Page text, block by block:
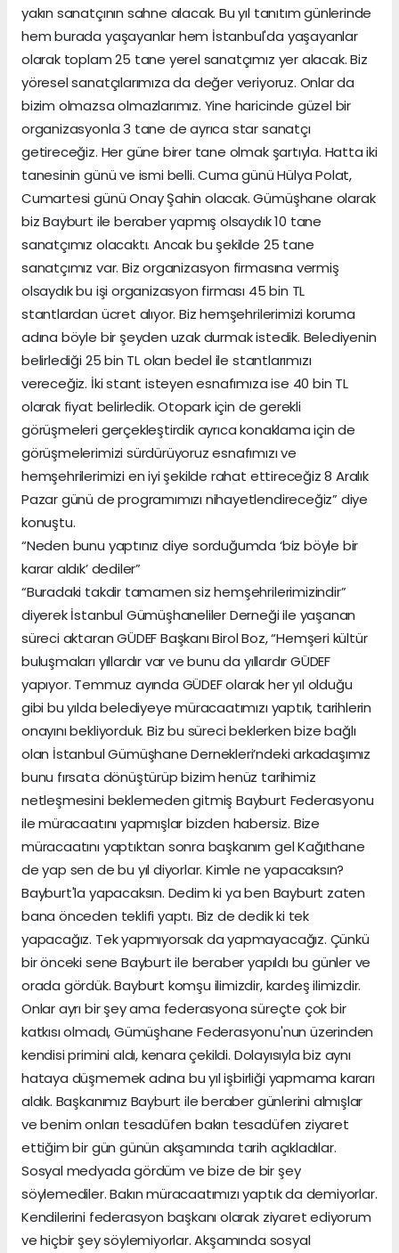
yakın sanatçının sahne alacak. Bu yıl tanıtım günlerinde
hem burada yaşayanlar hem İstanbul'da yaşayanlar
olarak toplam 25 tane yerel sanatçımız yer alacak. Biz
yöresel sanatçılarımıza da değer veriyoruz. Onlar da
bizim olmazsa olmazlarımız. Yine haricinde güzel bir
organizasyonla 3 tane de ayrıca star sanatçı
getireceğiz. Her güne birer tane olmak şartıyla. Hatta iki
tanesinin günü ve ismi belli. Cuma günü Hülya Polat,
Cumartesi günü Onay Şahin olacak. Gümüşhane olarak
biz Bayburt ile beraber yapmış olsaydık 10 tane
sanatçımız olacaktı. Ancak bu şekilde 25 tane
sanatçımız var. Biz organizasyon firmasına vermiş
olsaydık bu işi organizasyon firması 45 bin TL
stantlardan ücret alıyor. Biz hemşehrilerimizi koruma
adına böyle bir şeyden uzak durmak istedik. Belediyenin
belirlediği 25 bin TL olan bedel ile stantlarımızı
vereceğiz. İki stant isteyen esnafımıza ise 40 bin TL
olarak fiyat belirledik. Otopark için de gerekli
görüşmeleri gerçekleştirdik ayrıca konaklama için de
görüşmelerimizi sürdürüyoruz esnafımızı ve
hemşehrilerimizi en iyi şekilde rahat ettireceğiz 8 Aralık
Pazar günü de programımızı nihayetlendireceğiz” diye
konuştu.
“Neden bunu yaptınız diye sorduğumda ‘biz böyle bir
karar aldık’ dediler”
“Buradaki takdir tamamen siz hemşehrilerimizindir”
diyerek İstanbul Gümüşhaneliler Derneği ile yaşanan
süreci aktaran GÜDEF Başkanı Birol Boz, “Hemşeri kültür
buluşmaları yıllardır var ve bunu da yıllardır GÜDEF
yapıyor. Temmuz ayında GÜDEF olarak her yıl olduğu
gibi bu yılda belediyeye müracaatımızı yaptık, tarihlerin
onayını bekliyorduk. Biz bu süreci beklerken bize bağlı
olan İstanbul Gümüşhane Dernekleri’ndeki arkadaşımız
bunu fırsata dönüştürüp bizim henüz tarihimiz
netleşmesini beklemeden gitmiş Bayburt Federasyonu
ile müracaatını yapmışlar bizden habersiz. Bize
müracaatını yaptıktan sonra başkanım gel Kağıthane
de yap sen de bu yıl diyorlar. Kimle ne yapacaksın?
Bayburt'la yapacaksın. Dedim ki ya ben Bayburt zaten
bana önceden teklifi yaptı. Biz de dedik ki tek
yapacağız. Tek yapmıyorsak da yapmayacağız. Çünkü
bir önceki sene Bayburt ile beraber yapıldı bu günler ve
orada gördük. Bayburt komşu ilimizdir, kardeş ilimizdir.
Onlar ayrı bir şey ama federasyona süreçte çok bir
katkısı olmadı, Gümüşhane Federasyonu'nun üzerinden
kendisi primini aldı, kenara çekildi. Dolayısıyla biz aynı
hataya düşmemek adına bu yıl işbirliği yapmama kararı
aldık. Başkanımız Bayburt ile beraber günlerini almışlar
ve benim onları tesadüfen bakın tesadüfen ziyaret
ettiğim bir gün günün akşamında tarih açıkladılar.
Sosyal medyada gördüm ve bize de bir şey
söylemediler. Bakın müracaatımızı yaptık da demiyorlar.
Kendilerini federasyon başkanı olarak ziyaret ediyorum
ve hiçbir şey söylemiyorlar. Akşamında sosyal